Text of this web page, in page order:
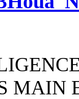
MAIN